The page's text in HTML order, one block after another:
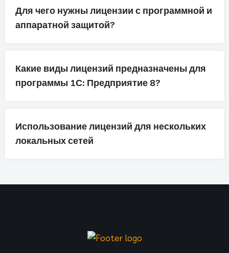
Для чего нужны лицензии с программной и
аппаратной защитой?
Какие виды лицензий предназначены для
программы 1С: Предприятие 8?
Использование лицензий для нескольких
локальных сетей